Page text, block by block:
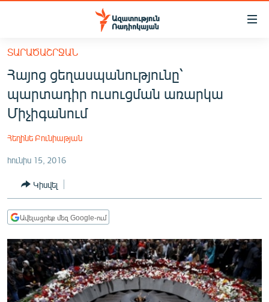
Մատչելիության
հիմնական
բովանդակությանը
հիմնական
մենյուին
ՀԱՅԱՍՏԱՆ
ՔԱՂԱՔԱԿԱՆ
ՏՆՏԵՍՈՒԹՅՈՒՆ
ՂԱՐԱԲԱՂ
ՏԱՐԱԾԱՇՐՋԱՆ
ՄԻՋԱԶԳԱՅԻՆ
ՏԱՐԱԾԱՇՐՋԱՆ
Հայոց ցեղասպանությունը՝
պարտադիր ուսուցման առարկա
Միչիգանում
Հեղինե Բունիաթյան
հունիս 15, 2016
Կիսվել
Ավելացրեք մեզ Google-ում